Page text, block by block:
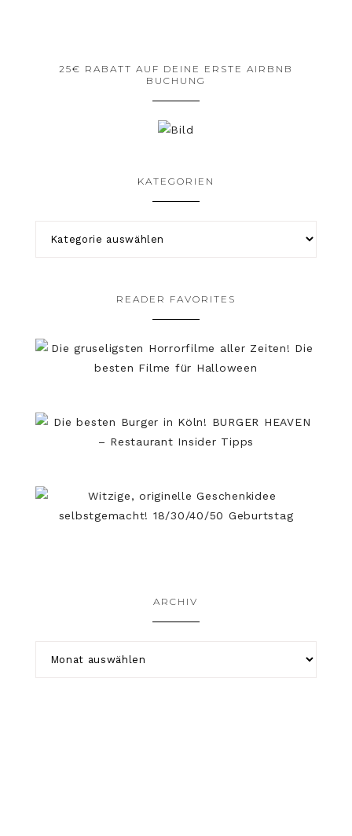
25€ RABATT AUF DEINE ERSTE AIRBNB
BUCHUNG
KATEGORIEN
READER FAVORITES
ARCHIV